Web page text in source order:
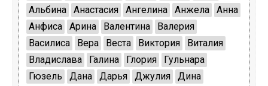
Альбина
Анастасия Ангелина Анжела
Анна
Анфиса
Арина Валентина
Валерия
Василиса
Вера Веста Виктория
Виталия
Владислава
Галина Глория
Гульнара
Гюзель
Дана Дарья Джулия
Дина